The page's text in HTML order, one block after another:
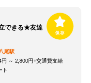
できる★友達
尾駅
円 ～ 2,800円+交通費支給
ト